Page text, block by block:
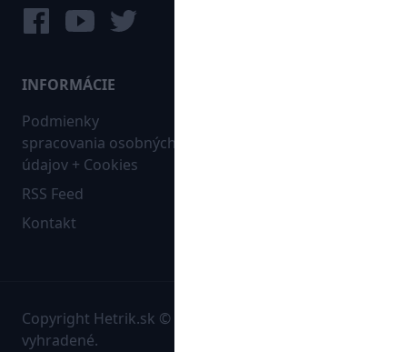
INFORMÁCIE
Podmienky
spracovania osobných
údajov + Cookies
RSS Feed
Kontakt
Copyright Hetrik.sk © 2026 Autorské práva sú
vyhradené.